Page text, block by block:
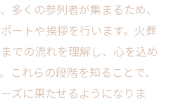
多くの参列者が集まるため、
ートや挨拶を行います。火葬
での流れを理解し、心を込め
これらの段階を知ることで、
ズに果たせるようになりま